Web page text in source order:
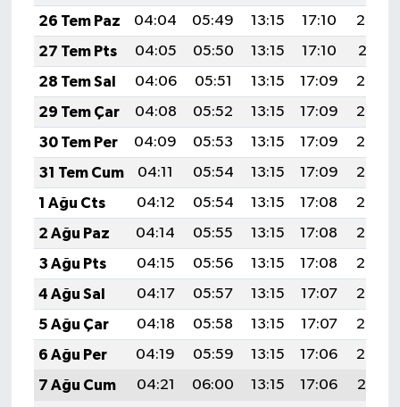
26 Tem Paz
04:04 05:49 13:15 17:10
20:32
27 Tem Pts
04:05 05:50 13:15 17:10
20:31
28 Tem Sal
04:06 05:51 13:15 17:09
20:30
29 Tem Çar
04:08 05:52 13:15 17:09
20:29
30 Tem Per
04:09 05:53 13:15 17:09
20:28
31 Tem Cum
04:11 05:54 13:15 17:09
20:27
1 Ağu Cts
04:12 05:54 13:15 17:08
20:26
2 Ağu Paz
04:14 05:55 13:15 17:08
20:25
3 Ağu Pts
04:15 05:56 13:15 17:08
20:24
4 Ağu Sal
04:17 05:57 13:15 17:07
20:23
5 Ağu Çar
04:18 05:58 13:15 17:07
20:22
6 Ağu Per
04:19 05:59 13:15 17:06
20:20
7 Ağu Cum
04:21 06:00 13:15 17:06
20:19